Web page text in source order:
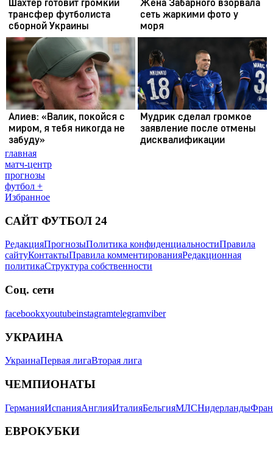
главная
матч-центр
прогнозы
футбол +
Избранное
САЙТ ФУТБОЛ 24
РедакцияПрогнозыПолитика конфиденциальностиПравила
сайтуКонтактыПравила комментированияРедакционная
политикаСтруктура собственности
Соц. сети
facebookxyoutubeinstagramtelegramviber
УКРАИНА
УкраинаПервая лигаВторая лига
ЧЕМПИОНАТЫ
ГерманияИспанияАнглияИталияБельгияМЛСНидерланды
ЕВРОКУБКИ